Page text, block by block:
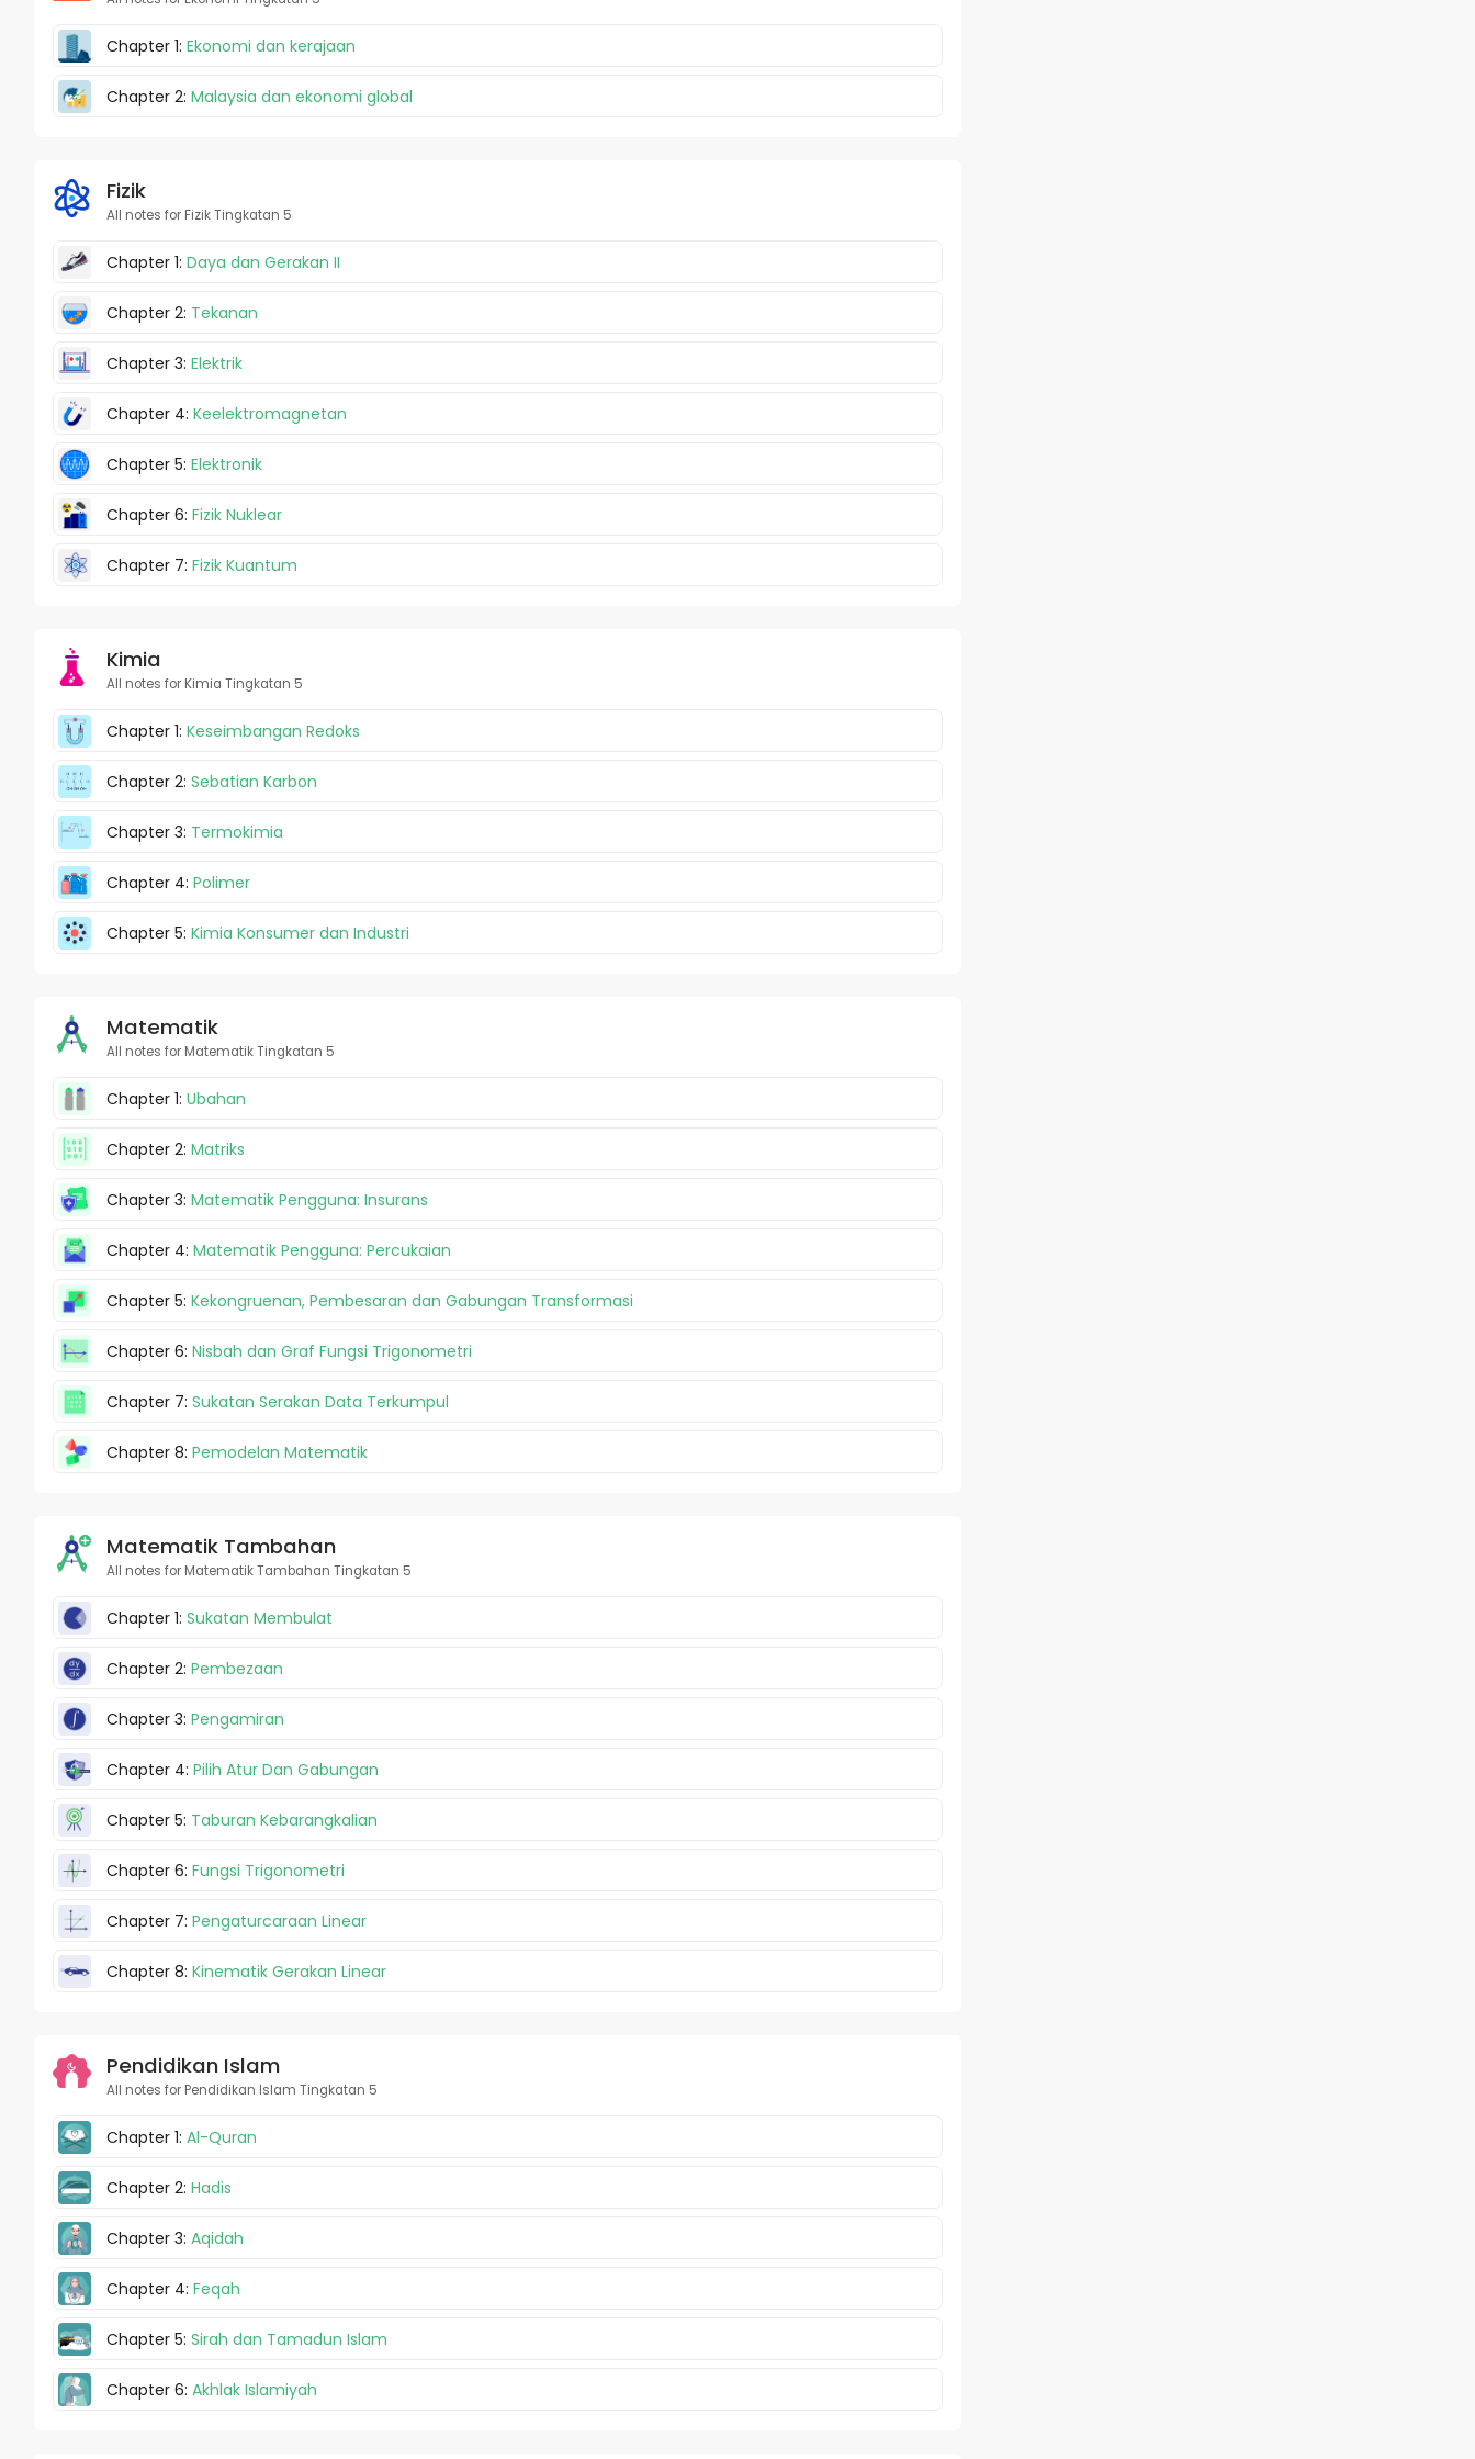
Chapter 1: Ekonomi dan kerajaan
Chapter 2: Malaysia dan ekonomi global
Fizik
All notes for Fizik Tingkatan 5
Chapter 1: Daya dan Gerakan II
Chapter 2: Tekanan
Chapter 3: Elektrik
Chapter 4: Keelektromagnetan
Chapter 5: Elektronik
Chapter 6: Fizik Nuklear
Chapter 7: Fizik Kuantum
Kimia
All notes for Kimia Tingkatan 5
Chapter 1: Keseimbangan Redoks
Chapter 2: Sebatian Karbon
Chapter 3: Termokimia
Chapter 4: Polimer
Chapter 5: Kimia Konsumer dan Industri
Matematik
All notes for Matematik Tingkatan 5
Chapter 1: Ubahan
Chapter 2: Matriks
Chapter 3: Matematik Pengguna: Insurans
Chapter 4: Matematik Pengguna: Percukaian
Chapter 5: Kekongruenan, Pembesaran dan Gabungan Transformasi
Chapter 6: Nisbah dan Graf Fungsi Trigonometri
Chapter 7: Sukatan Serakan Data Terkumpul
Chapter 8: Pemodelan Matematik
Matematik Tambahan
All notes for Matematik Tambahan Tingkatan 5
Chapter 1: Sukatan Membulat
Chapter 2: Pembezaan
Chapter 3: Pengamiran
Chapter 4: Pilih Atur Dan Gabungan
Chapter 5: Taburan Kebarangkalian
Chapter 6: Fungsi Trigonometri
Chapter 7: Pengaturcaraan Linear
Chapter 8: Kinematik Gerakan Linear
Pendidikan Islam
All notes for Pendidikan Islam Tingkatan 5
Chapter 1: Al-Quran
Chapter 2: Hadis
Chapter 3: Aqidah
Chapter 4: Feqah
Chapter 5: Sirah dan Tamadun Islam
Chapter 6: Akhlak Islamiyah